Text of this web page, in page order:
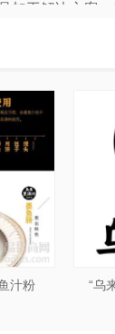
加工解决方案
汁粉 “乌